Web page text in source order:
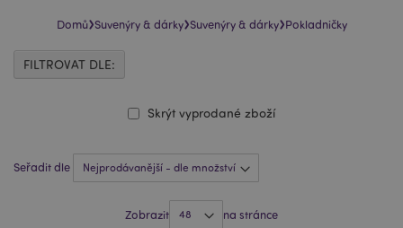
Domů›Suvenýry & dárky›Suvenýry & dárky›Pokladničky
Seřadit dle
Zobrazit na stránce
Skrýt vyprodané zboží
FILTROVAT DLE: